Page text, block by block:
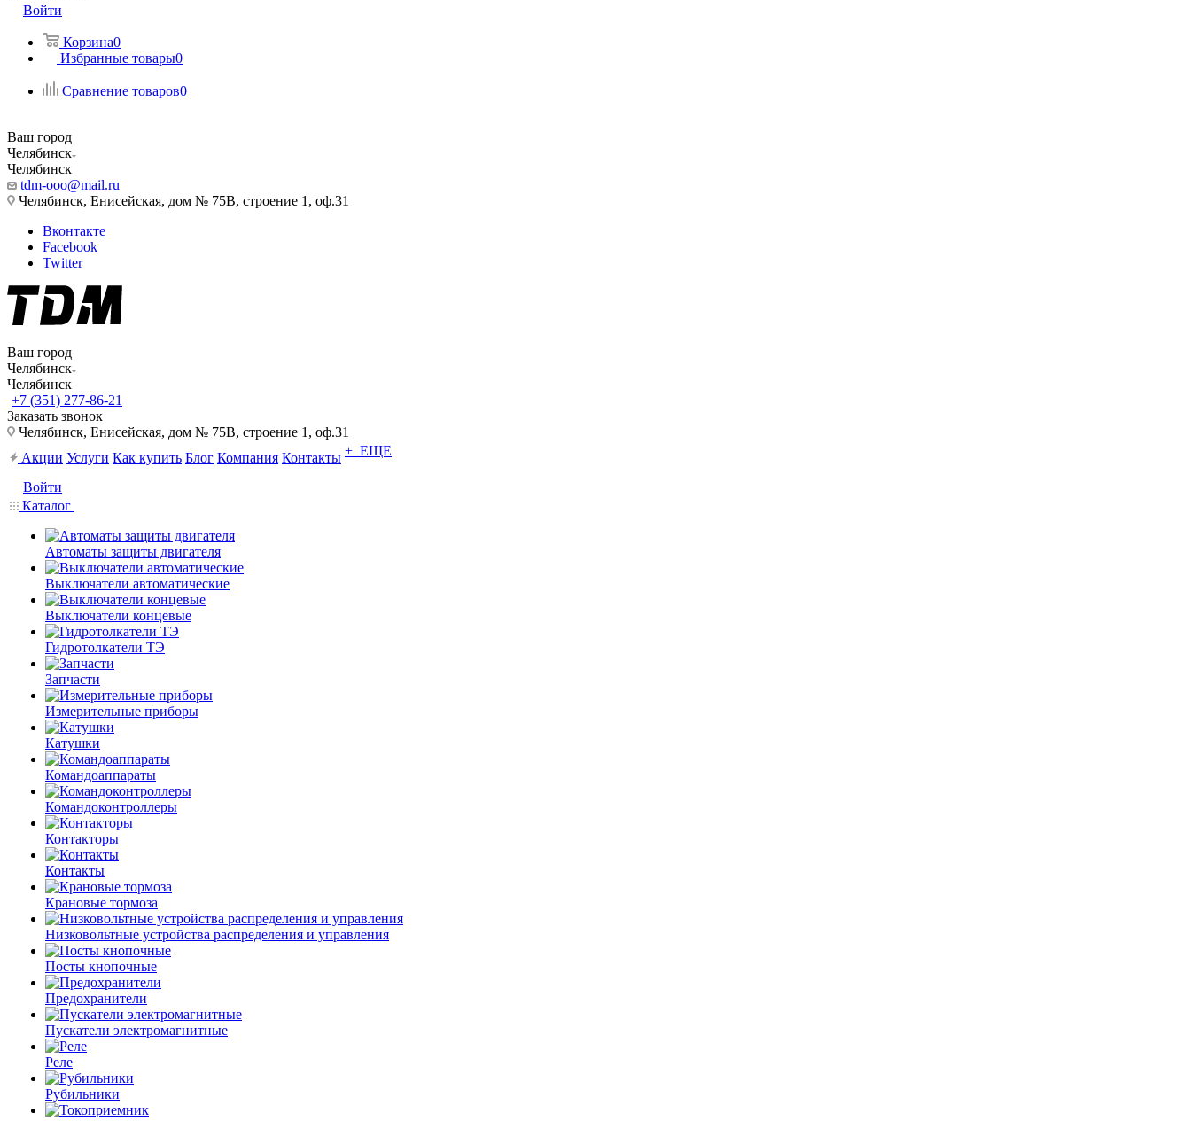
Войти
Корзина0
Избранные товары0
Сравнение товаров0
Ваш город
Челябинск
Челябинск
tdm-ooo@mail.ru
Челябинск, Енисейская, дом № 75В, строение 1, оф.31
Вконтакте
Facebook
Twitter
Ваш город
Челябинск
Челябинск
+7 (351) 277-86-21
Заказать звонок
Челябинск, Енисейская, дом № 75В, строение 1, оф.31
Акции Услуги Как купить Блог Компания Контакты + ЕЩЕ
Войти
Каталог
Автоматы защиты двигателя
Выключатели автоматические
Выключатели концевые
Гидротолкатели ТЭ
Запчасти
Измерительные приборы
Катушки
Командоаппараты
Командоконтроллеры
Контакторы
Контакты
Крановые тормоза
Низковольтные устройства распределения и управления
Посты кнопочные
Предохранители
Пускатели электромагнитные
Реле
Рубильники